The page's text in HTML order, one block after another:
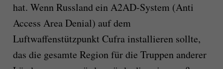
hat. Wenn Russland ein A2AD-System (Anti
Access Area Denial) auf dem
Luftwaffenstützpunkt Cufra installieren sollte,
das die gesamte Region für die Truppen anderer